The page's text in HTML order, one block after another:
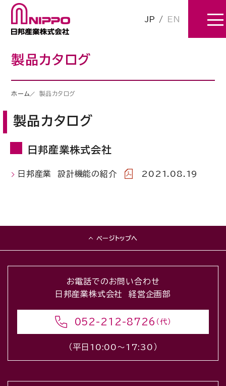
JP / EN
製品カタログ
ホーム 製品カタログ
製品カタログ
日邦産業株式会社
日邦産業 設計機能の紹介 2021.08.19
ページトップへ
お電話でのお問い合わせ
日邦産業株式会社 経営企画部
052-212-8726 （代）
（平日10:00〜17:30）